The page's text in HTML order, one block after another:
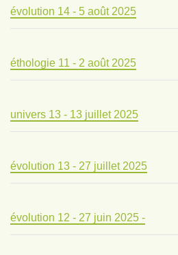
évolution 14 - 5 août 2025
éthologie 11 - 2 août 2025
univers 13 - 13 juillet 2025
évolution 13 - 27 juillet 2025
évolution 12 - 27 juin 2025 -